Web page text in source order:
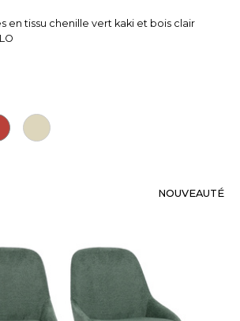
en tissu chenille vert kaki et bois clair
NOUVEAUTÉ